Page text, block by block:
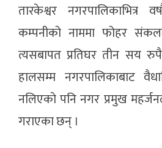
तारकेश्वर नगरपालिकाभित्र
कम्पनीको नाममा फोहर
त्यसबापत प्रतिघर तीन सय
हालसम्म नगरपालिकाबाट
नलिएको पनि नगर प्रमुख
गराएका छन् ।